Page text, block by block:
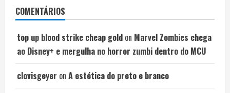
COMENTÁRIOS
top up blood strike cheap gold on Marvel Zombies chega
ao Disney+ e mergulha no horror zumbi dentro do MCU
clovisgeyer on A estética do preto e branco